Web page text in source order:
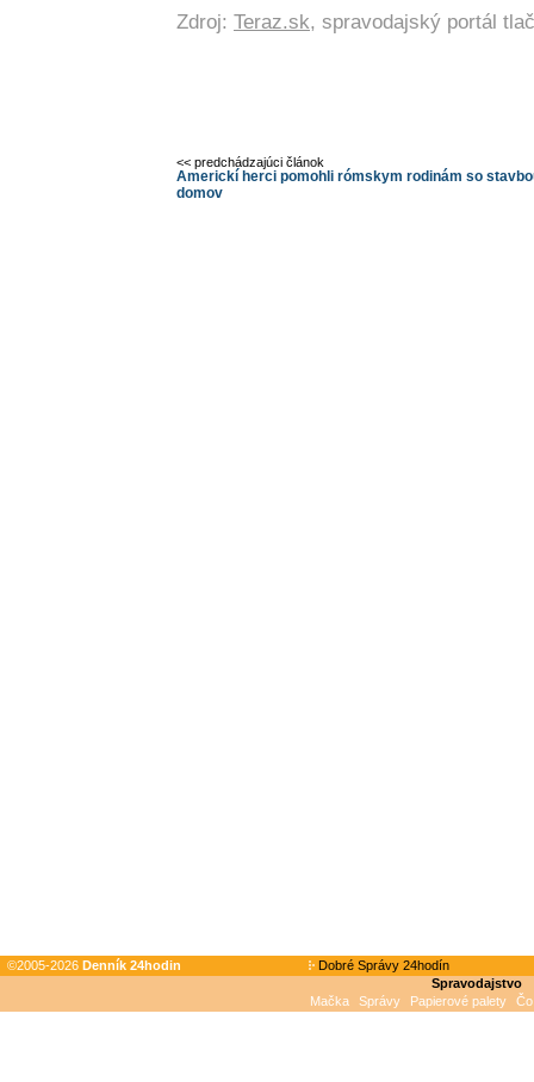
Zdroj: Teraz.sk, spravodajský portál
<< predchádzajúci článok
Americkí herci pomohli rómskym rodinám so
domov
©2005-2026 Denník 24hodin
Dobré Správy 24hodín
Spravodajstvo
Mačka
Správy Papierové palety